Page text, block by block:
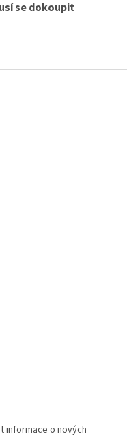
se dokoupit
informace o nových